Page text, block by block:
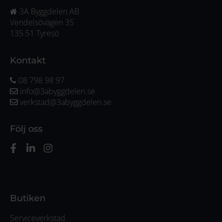
3A Byggdelen AB
Vendelsövägen 35
135 51 Tyresö
Kontakt
08 798 98 97
info@3abyggdelen.se
verkstad@3abyggdelen.se
Följ oss
Butiken
Serviceverkstad